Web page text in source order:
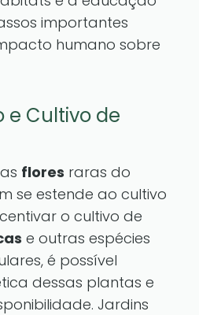
importantes
humano sobre
e Cultivo de
flores raras do
se estende ao cultivo
o cultivo de
e outras espécies
é possível
dessas plantas e
Jardins